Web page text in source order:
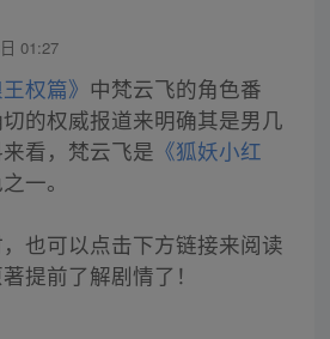
01:27
权篇》 中梵云飞的角色番
的权威报道来明确其是男几
看，梵云飞是 《狐妖小红
一。
也可以点击下方链接来阅读
提前了解剧情了！